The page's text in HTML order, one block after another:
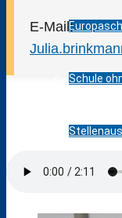
Schule
E-Mail: